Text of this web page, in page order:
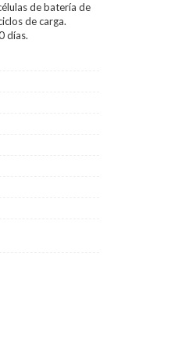
de batería de
de carga.
días.